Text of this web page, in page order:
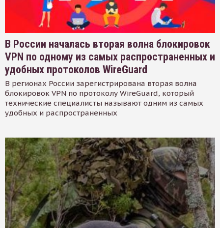
В России началась вторая волна блокировок
VPN по одному из самых распространенных и
удобных протоколов WireGuard
В регионах России зарегистрирована вторая волна
блокировок VPN по протоколу WireGuard, который
технические специалисты называют одним из самых
удобных и распространенных